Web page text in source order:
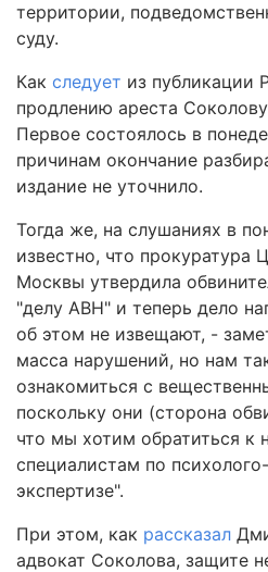
территории,
суду.
Как следует из публикации
продлению ареста
Первое состоялось в
причинам окончание
издание не уточнило.
Тогда же, на слушаниях в
известно, что прокуратура
Москвы утвердила
"делу АВН" и теперь дело
об этом не извещают, -
масса нарушений, но нам
ознакомиться с
поскольку они (сторона
что мы хотим обратиться к
специалистам по
экспертизе".
При этом, как рассказал
адвокат Соколова, защите